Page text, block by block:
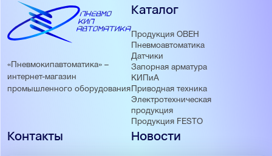
«Пневмокипавтоматика» –
интернет-магазин
промышленного оборудования
Каталог
Продукция ОВЕН
Пневмоавтоматика
Датчики
Запорная арматура
КИПиА
Приводная техника
Электротехническая
продукция
Продукция FESTO
Новости
Контакты